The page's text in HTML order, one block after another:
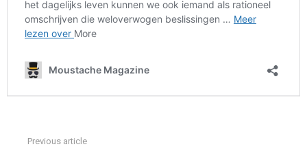
Previous article